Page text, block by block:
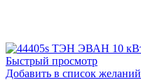
Быстрый просмотр
Добавить в список желаний